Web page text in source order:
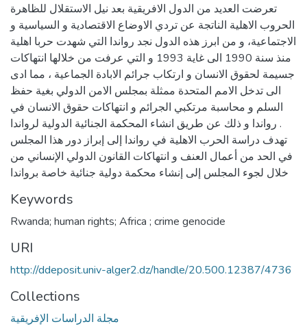
تعرضت العديد من الدول الافريقية بعد نيل الاستقلال للظاهرة
الحروب الاهلية الناتجة عن تردي الاوضاع الاقتصادية و السياسية و
الاجتماعية، و من ابرز هذه الدول نجد رواندا التي شهدت حربا اهلية
منذ سنة 1990 الى غاية 1993 و التي عرفت من خلالها انتهاكات
جسيمة لحقوق الانسان و ارتكاب جرائم الابادة الجماعية ، مما ادى
الى تدخل الامم المتحدة ممثلة بمجلس الامن الدولي بغية حفظ
السلم و محاسبة مرتكبي الجرائم و انتهاكات حقوق الانسان في
رواندا و ذلك عن طريق انشاء المحكمة الجنائية الدولية لرواندا .
تهدف دراسة الحرب الاهلية في رواندا إلى إبراز دور هذا المجلس
في الحد من أعمال العنف و انتهاكات القانون الدولي الإنساني من
خلال لجوء المجلس إلى إنشاء محكمة دولية جنائية خاصة برواندا
Keywords
Rwanda; human rights; Africa ; crime genocide
URI
http://ddeposit.univ-alger2.dz/handle/20.500.12387/4736
Collections
مجلة الدراسات الإفريقية